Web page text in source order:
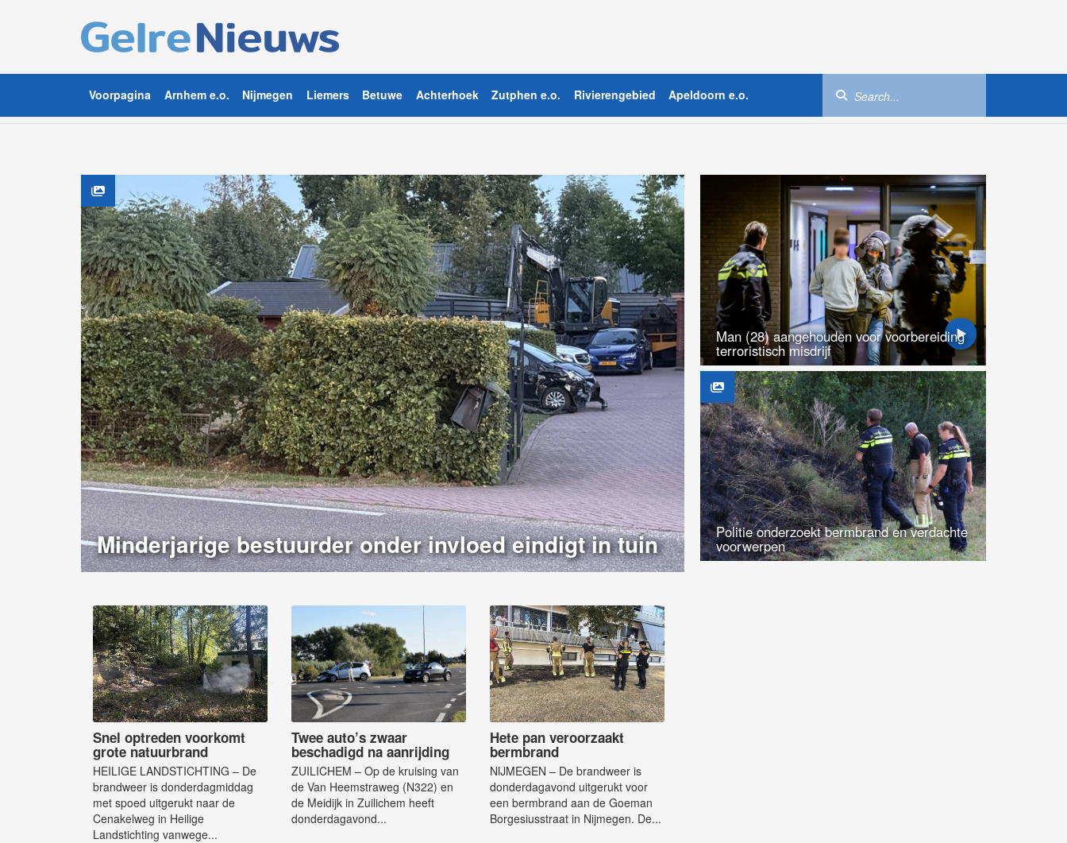
Voorpagina Arnhem e.o. Nijmegen Liemers Betuwe Achterhoek Zutphen e.o. Rivierengebied Apeldoorn e.o.
Minderjarige bestuurder onder invloed eindigt in tuin
Man (28) aangehouden voor voorbereiding
terroristisch misdrijf
Politie onderzoekt bermbrand en verdachte
voorwerpen
Snel optreden voorkomt
grote natuurbrand
HEILIGE LANDSTICHTING – De
brandweer is donderdagmiddag
met spoed uitgerukt naar de
Cenakelweg in Heilige
Landstichting vanwege...
Twee auto’s zwaar
beschadigd na aanrijding
ZUILICHEM – Op de kruising van
de Van Heemstraweg (N322) en
de Meidijk in Zuilichem heeft
donderdagavond...
Hete pan veroorzaakt
bermbrand
NIJMEGEN – De brandweer is
donderdagavond uitgerukt voor
een bermbrand aan de Goeman
Borgesiusstraat in Nijmegen. De...